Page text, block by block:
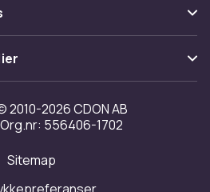
2026 CDON AB
Org.nr: 556406-1702
Sitemap